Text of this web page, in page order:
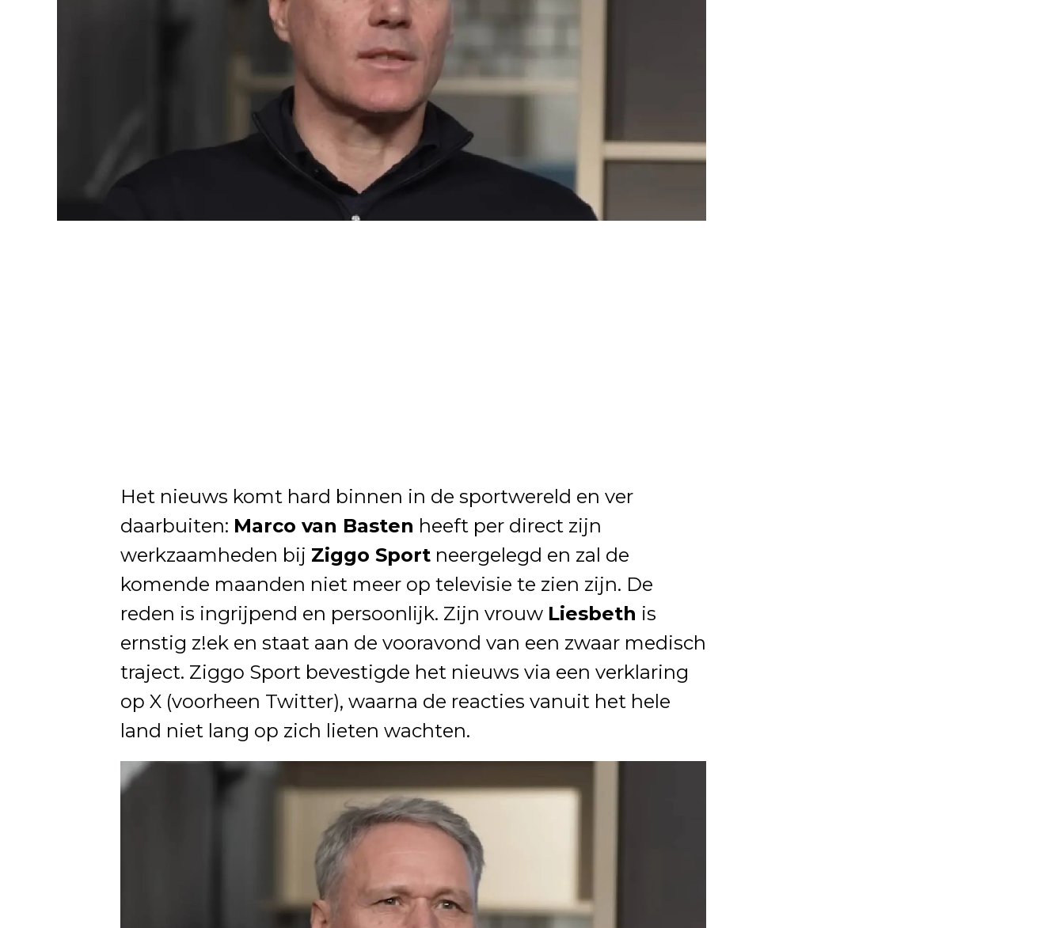
Het nieuws komt hard binnen in de sportwereld en ver
daarbuiten: Marco van Basten heeft per direct zijn
werkzaamheden bij Ziggo Sport neergelegd en zal de
komende maanden niet meer op televisie te zien zijn. De
reden is ingrijpend en persoonlijk. Zijn vrouw Liesbeth is
ernstig z!ek en staat aan de vooravond van een zwaar medisch
traject. Ziggo Sport bevestigde het nieuws via een verklaring
op X (voorheen Twitter), waarna de reacties vanuit het hele
land niet lang op zich lieten wachten.